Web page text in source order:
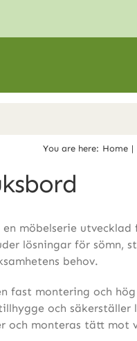
You are here: Home
möbelserie
lösningar för sömn,
behov.
fast montering och
och säkerställer
och monteras tätt mot